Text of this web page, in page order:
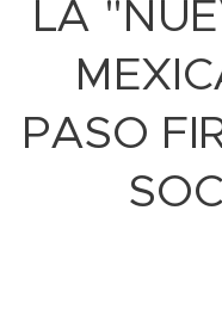
LA
PASO